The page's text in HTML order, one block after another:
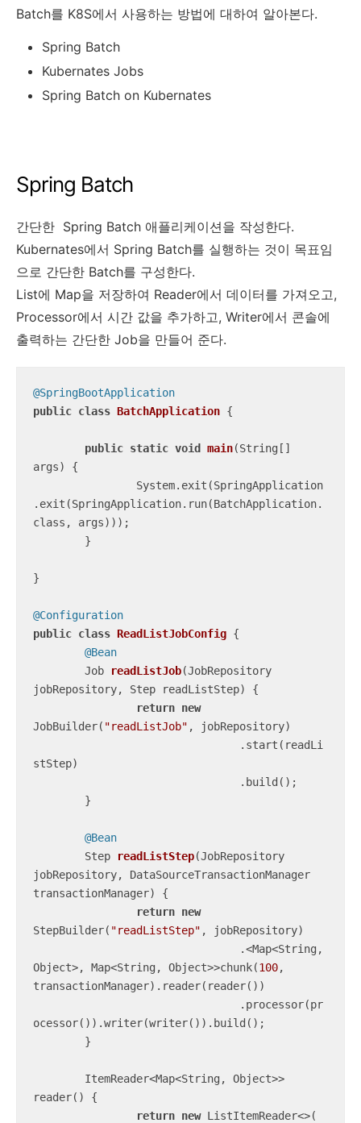
Batch를 K8S에서 사용하는 방법에 대하여 알아본다.
Spring Batch
Kubernates Jobs
Spring Batch on Kubernates
Spring Batch
간단한 Spring Batch 애플리케이션을 작성한다.
Kubernates에서 Spring Batch를 실행하는 것이 목표임
으로 간단한 Batch를 구성한다.
List에 Map을 저장하여 Reader에서 데이터를 가져오고,
Processor에서 시간 값을 추가하고, Writer에서 콘솔에
출력하는 간단한 Job을 만들어 준다.
@SpringBootApplication
public class BatchApplication {
public static void main(String[]
args)
{
.exit(SpringApplication.run(BatchApplication.
class, args)));
}
@Configuration
public class ReadListJobConfig {
@Bean
Job
readListJob(JobRepository
jobRepository, Step readListStep)
{
return new
JobBuilder( "readListJob" , jobRepository)
stStep)
@Bean
Step
readListStep(JobRepository
jobRepository, DataSourceTransactionManager
transactionManager)
{
return new
StepBuilder( "readListStep" , jobRepository)
Object>, Map<String, Object>>chunk(100,
transactionManager).reader(reader())
ocessor()).writer(writer()).build();
reader() {
return new ListItemReader<>(